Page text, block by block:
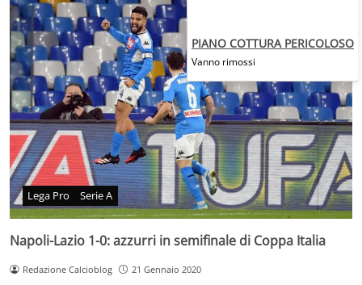
Lega Pro Serie A
Napoli-Lazio 1-0: azzurri in semifinale di Coppa Italia
Redazione Calcioblog 21 Gennaio 2020
PIANO COTTURA PERICOLOSO
Vanno rimossi